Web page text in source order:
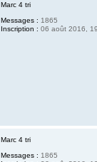
Marc 4 tri
Messages : 1865
Inscription : 06 août 2016,
Marc 4 tri
Messages : 1865